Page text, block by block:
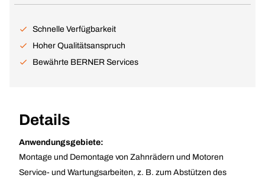
Schnelle Verfügbarkeit
Hoher Qualitätsanspruch
Bewährte BERNER Services
Details
Anwendungsgebiete:
Montage und Demontage von Zahnrädern und Motoren
Service- und Wartungsarbeiten, z. B. zum Abstützen des